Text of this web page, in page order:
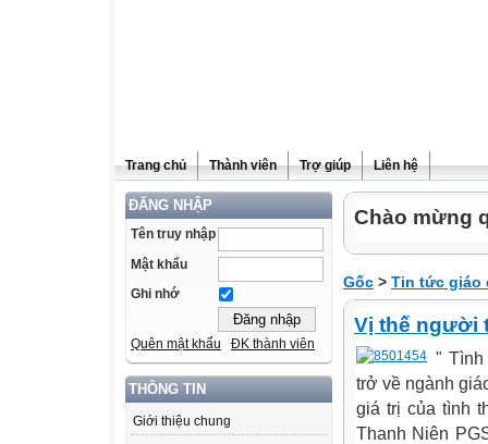
Trang chủ Thành viên Trợ giúp Liên hệ
ĐĂNG NHẬP
Tên truy nhập
Mật khẩu
Ghi nhớ
Quên mật khẩu ĐK thành viên
THÔNG TIN
Giới thiệu chung
Chào mừng
Gốc > Tin tức giáo
Vị thế người
" Tình
trở về ngành
giá trị của tình
Thanh Niên